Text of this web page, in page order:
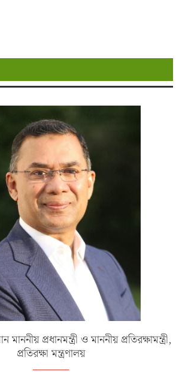
প্রধানমন্ত্রী ও মাননীয় প্রতিরক্ষামন্ত্রী,
প্রতিরক্ষা মন্ত্রণালয়